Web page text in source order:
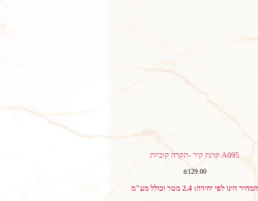
A095 קרניז קיר -תקרה קוביות
₪129.00
המחיר הינו לפי יחידה: 2.4 מטר וכולל מע"מ